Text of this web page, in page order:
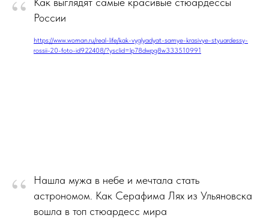
“
России
https://www.woman.ru/real-life/kak-vyglyadyat-samye-krasivye-styuardessy-
rossii-20-foto-id922408/?ysclid=lp78dwpg8w333510991
“
Нашла мужа в небе и мечтала стать
астрономом. Как Серафима Лях из Ульяновска
вошла в топ стюардесс мира